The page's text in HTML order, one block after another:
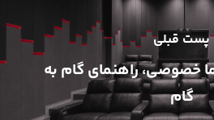
پست قبلی
خصوصی، راهنمای گام به
گام